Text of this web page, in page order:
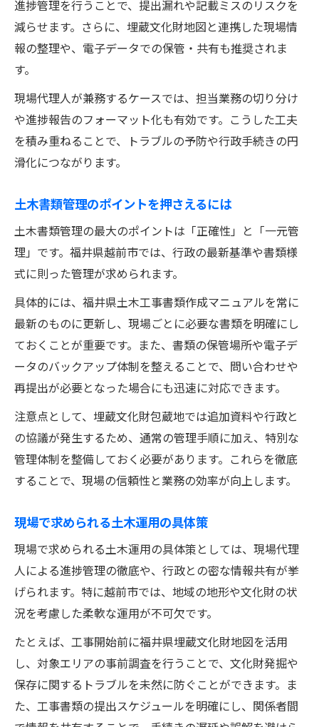
進捗管理を行うことで、提出漏れや記載ミスのリスクを
減らせます。さらに、埋蔵文化財地図と連携した現場情
報の整理や、電子データでの保管・共有も推奨されま
す。
現場代理人が兼務するケースでは、担当業務の切り分け
や進捗報告のフォーマット化も有効です。こうした工夫
を積み重ねることで、トラブルの予防や行政手続きの円
滑化につながります。
土木書類管理のポイントを押さえるには
土木書類管理の最大のポイントは「正確性」と「一元管
理」です。福井県越前市では、行政の最新基準や書類様
式に則った管理が求められます。
具体的には、福井県土木工事書類作成マニュアルを常に
最新のものに更新し、現場ごとに必要な書類を明確にし
ておくことが重要です。また、書類の保管場所や電子デ
ータのバックアップ体制を整えることで、問い合わせや
再提出が必要となった場合にも迅速に対応できます。
注意点として、埋蔵文化財包蔵地では追加資料や行政と
の協議が発生するため、通常の管理手順に加え、特別な
管理体制を整備しておく必要があります。これらを徹底
することで、現場の信頼性と業務の効率が向上します。
現場で求められる土木運用の具体策
現場で求められる土木運用の具体策としては、現場代理
人による進捗管理の徹底や、行政との密な情報共有が挙
げられます。特に越前市では、地域の地形や文化財の状
況を考慮した柔軟な運用が不可欠です。
たとえば、工事開始前に福井県埋蔵文化財地図を活用
し、対象エリアの事前調査を行うことで、文化財発掘や
保存に関するトラブルを未然に防ぐことができます。ま
た、工事書類の提出スケジュールを明確にし、関係者間